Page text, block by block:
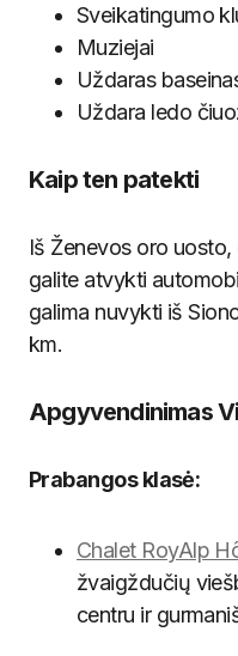
Sveikatingumo
Muziejai
Uždaras
Uždara ledo
Kaip ten patekti
Iš Ženevos oro uosto,
galite atvykti
galima nuvykti iš
km.
Apgyvendinimas
Prabangos klasė:
Chalet RoyAlp
žvaigždučių
centru ir